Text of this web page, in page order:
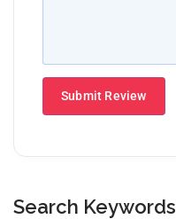
Search Keywords